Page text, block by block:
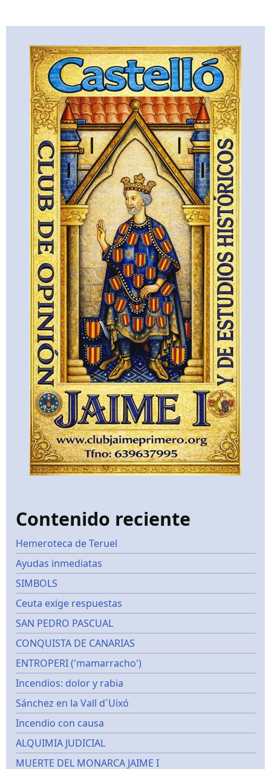
Contenido reciente
Hemeroteca de Teruel
Ayudas inmediatas
SIMBOLS
Ceuta exige respuestas
SAN PEDRO PASCUAL
CONQUISTA DE CANARIAS
ENTROPERI ('mamarracho')
Incendios: dolor y rabia
Sánchez en la Vall d´Uixó
Incendio con causa
ALQUIMIA JUDICIAL
MUERTE DEL MONARCA JAIME I